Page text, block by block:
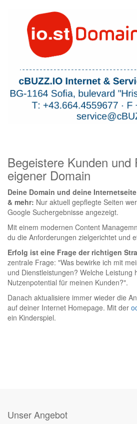
Begeistere Kunden und
eigener Domain
Deine Domain und deine
& mehr: Nur aktuell gepflegte Seiten
Google Suchergebnisse angezeigt.
Mit einem modernen Content
du die Anforderungen zielgerichtet und
Erfolg ist eine Frage der richtigen
zentrale Frage: "Was bewirke ich mit
und Dienstleistungen? Welche Leistung
Nutzenpotential für meinen Kunden?".
Danach aktualisiere immer wieder die
auf deiner Internet Homepage. Mit der
ein Kinderspiel.
Unser Angebot